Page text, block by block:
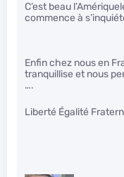
C’est beau
commence à
Enfin chez nous en
tranquillise et nous
….
Liberté Égalité